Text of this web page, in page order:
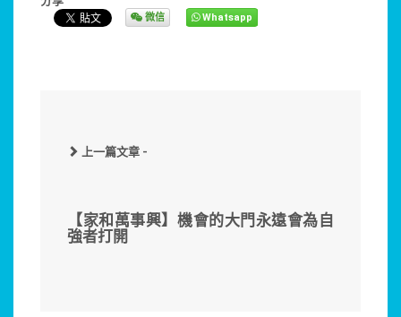
微信 Whatsapp
上一篇文章 -
【家和萬事興】機會的大門永遠會為自
強者打開